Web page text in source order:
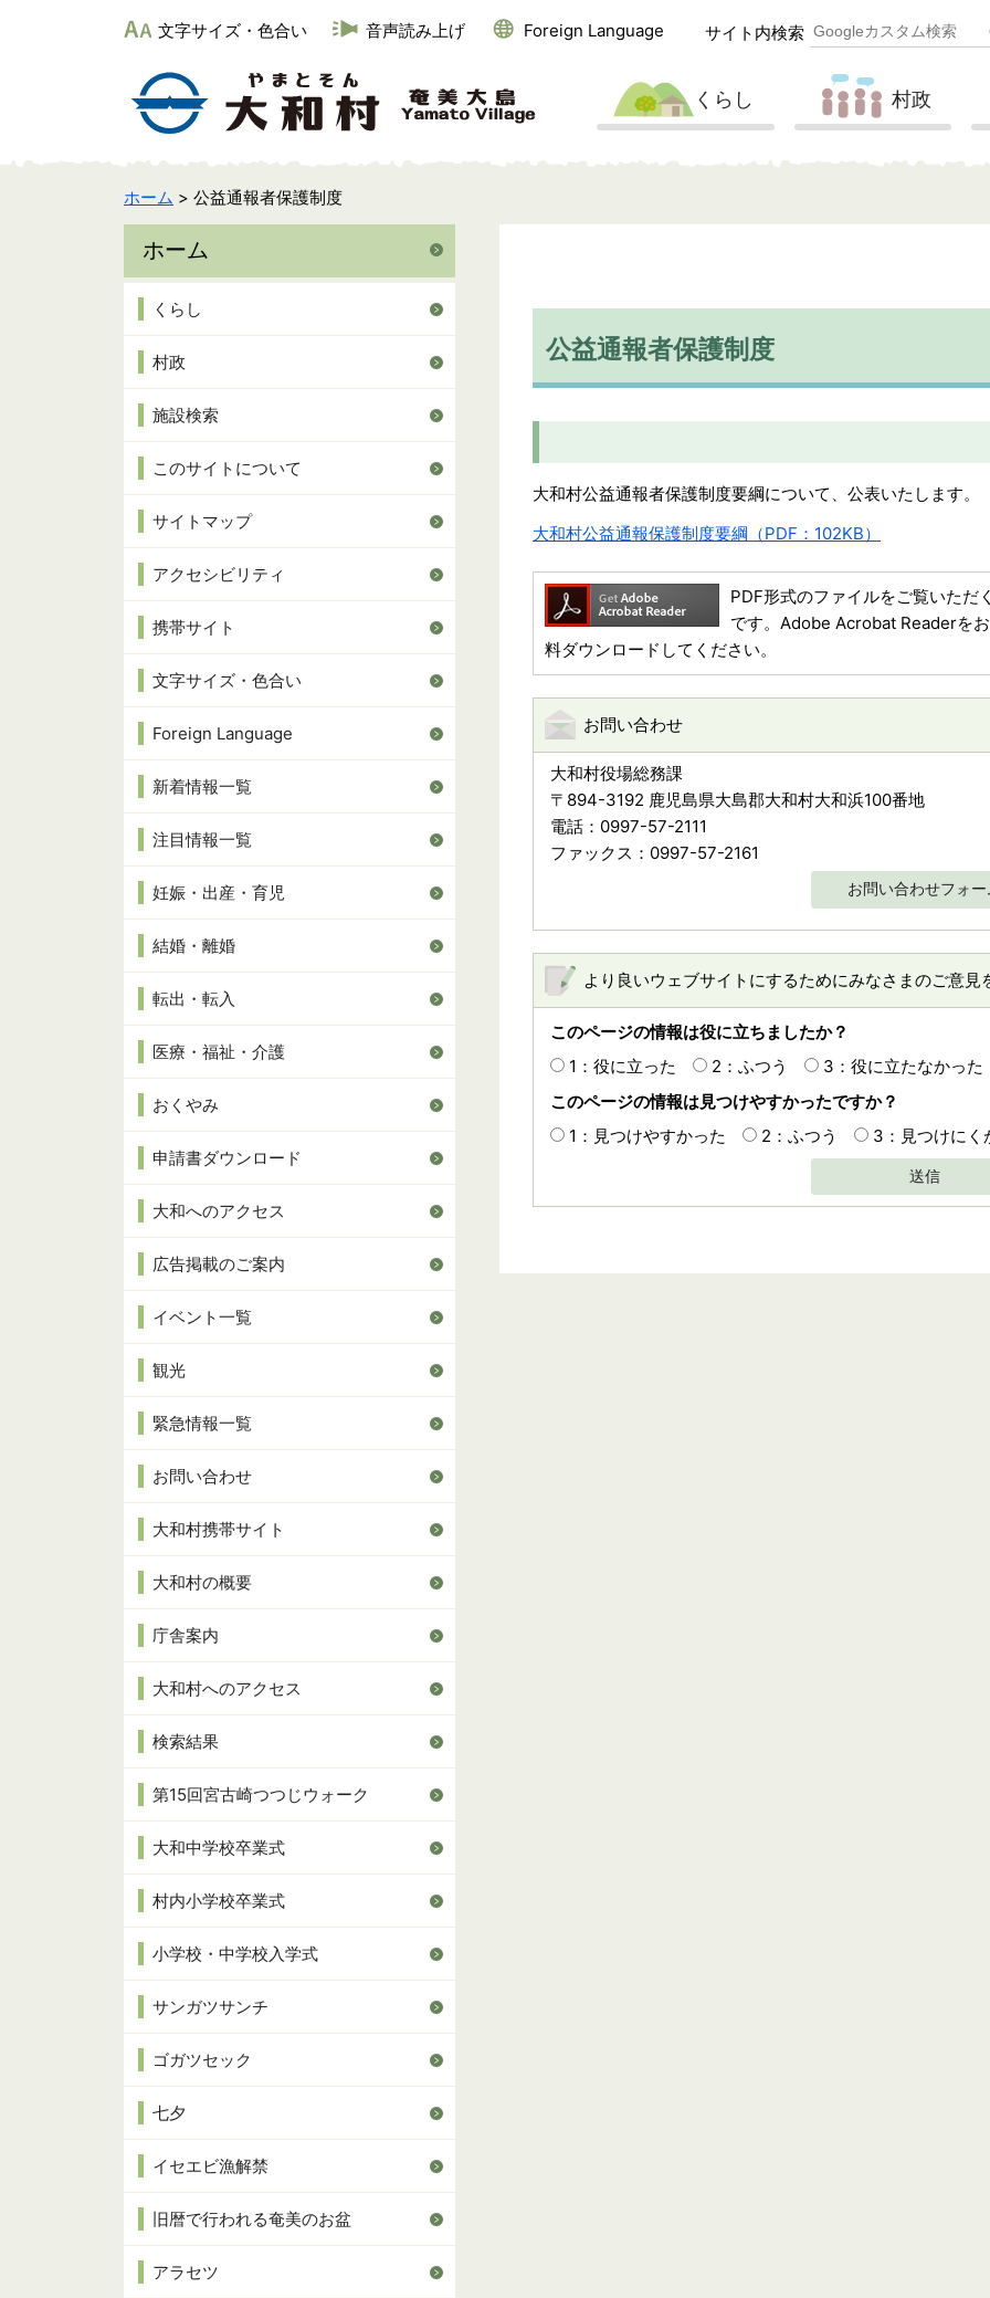
文字サイズ・色合い 音声読み上げ Foreign Language サイト内検索
くらし 村政
ホーム > 公益通報者保護制度
ホーム
くらし
村政
施設検索
このサイトについて
サイトマップ
アクセシビリティ
携帯サイト
文字サイズ・色合い
Foreign Language
新着情報一覧
注目情報一覧
妊娠・出産・育児
結婚・離婚
転出・転入
医療・福祉・介護
おくやみ
申請書ダウンロード
大和へのアクセス
広告掲載のご案内
イベント一覧
観光
緊急情報一覧
お問い合わせ
大和村携帯サイト
大和村の概要
庁舎案内
大和村へのアクセス
検索結果
第15回宮古崎つつじウォーク
大和中学校卒業式
村内小学校卒業式
小学校・中学校入学式
サンガツサンチ
ゴガツセック
七夕
イセエビ漁解禁
旧暦で行われる奄美のお盆
アラセツ
公益通報者保護制度
大和村公益通報者保護制度要綱について、公表いたします。
大和村公益通報保護制度要綱（PDF：102KB）
PDF形式のファイルをご覧いた
です。Adobe Acrobat Readerを
料ダウンロードしてください。
お問い合わせ
大和村役場総務課
〒894-3192 鹿児島県大島郡大和村大和浜100番地
電話：0997-57-2111
ファックス：0997-57-2161
お問い合わせフォー
より良いウェブサイトにするためにみなさまのご意見
このページの情報は役に立ちましたか？
1：役に立った
2：ふつう
3：役に立たなかった
このページの情報は見つけやすかったですか？
1：見つけやすかった
2：ふつう 3：見つけにく
送信